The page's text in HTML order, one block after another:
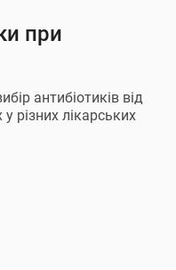
при
антибіотиків від
різних лікарських